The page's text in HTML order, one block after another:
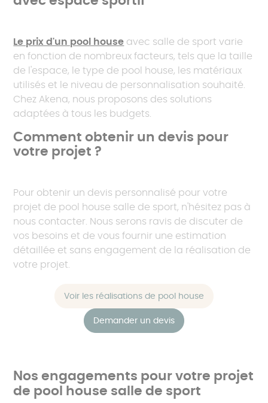
Le prix d'un pool house avec salle de sport varie
en fonction de nombreux facteurs, tels que la taille
de l'espace, le type de pool house, les matériaux
utilisés et le niveau de personnalisation souhaité.
Chez Akena, nous proposons des solutions
adaptées à tous les budgets.
Comment obtenir un devis pour
votre projet ?
Pour obtenir un devis personnalisé pour votre
projet de pool house salle de sport, n'hésitez pas à
nous contacter. Nous serons ravis de discuter de
vos besoins et de vous fournir une estimation
détaillée et sans engagement de la réalisation de
votre projet.
Voir les réalisations de pool house
Demander un devis
Nos engagements pour votre projet
de pool house salle de sport